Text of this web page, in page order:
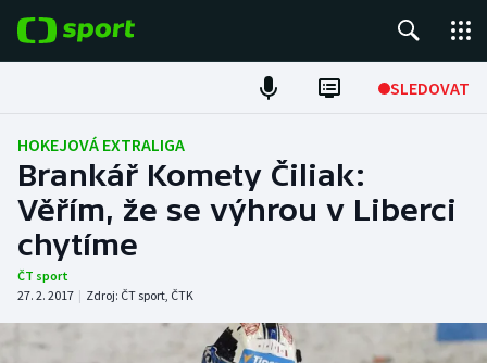
SLEDOVAT
Fotbal
Hokej
Tenis
Atletika
Cyklistika
HOKEJOVÁ EXTRALIGA
Brankář Komety Čiliak:
Věřím, že se výhrou v Liberci
chytíme
ČT sport
27. 2. 2017 | Zdroj: ČT sport, ČTK